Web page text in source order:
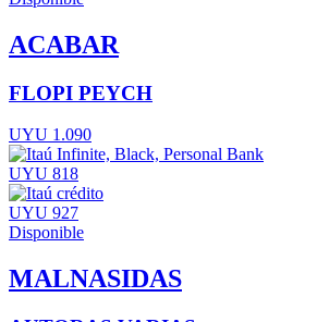
ACABAR
FLOPI PEYCH
UYU 1.090
UYU 818
UYU 927
Disponible
MALNASIDAS